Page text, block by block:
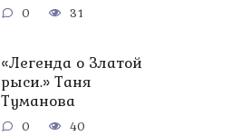
0 31
«Легенда о Златой
рыси.» Таня
Туманова
0 40